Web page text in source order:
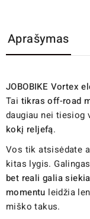
Aprašymas
JOBOBIKE Vortex
Tai tikras off-road
daugiau nei tiesiog
kokį reljefą.
Vos tik atsisėdate
kitas lygis. Galingas
bet reali galia
momentu leidžia
miško takus.